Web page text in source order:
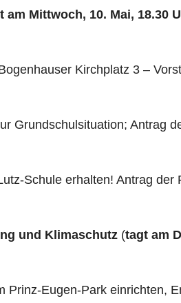
am Mittwoch, 10. Mai, 18.30
Kirchplatz 3 –
Grundschulsituation; Antrag
Schule erhalten! Antrag der
und Klimaschutz (tagt am
Prinz-Eugen-Park einrichten,